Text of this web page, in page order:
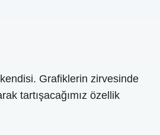
Grafiklerin zirvesinde
tartışacağımız özellik